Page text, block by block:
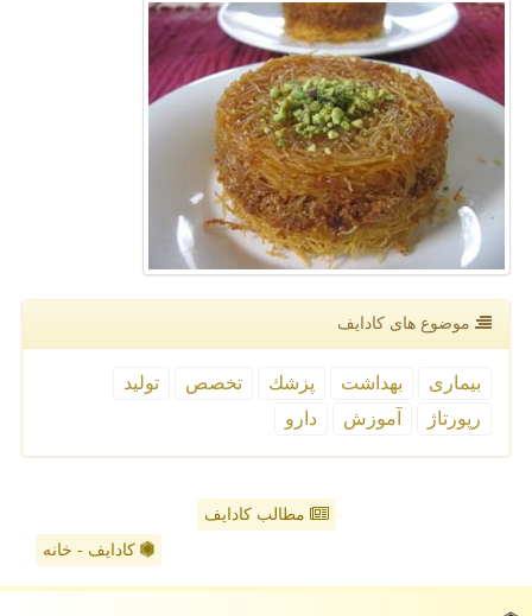
موضوع های كادایف
بیماری بهداشت پزشك تخصص
تولید
رپورتاژ
آموزش دارو
مطالب کادایف
کادایف - خانه